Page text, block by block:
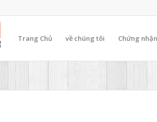
Trang Chủ về chúng tôi Chứng nhận